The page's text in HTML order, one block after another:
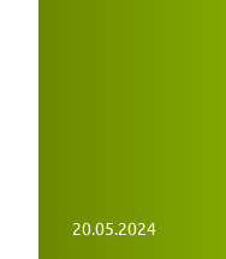
20.05.2024